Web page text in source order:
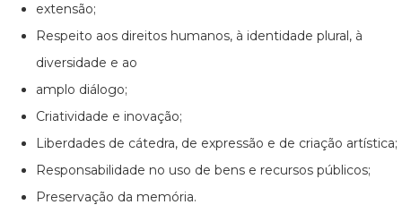
extensão;
Respeito aos direitos humanos, à identidade plural, à
diversidade e ao
amplo diálogo;
Criatividade e inovação;
Liberdades de cátedra, de expressão e de criação artística;
Responsabilidade no uso de bens e recursos públicos;
Preservação da memória.